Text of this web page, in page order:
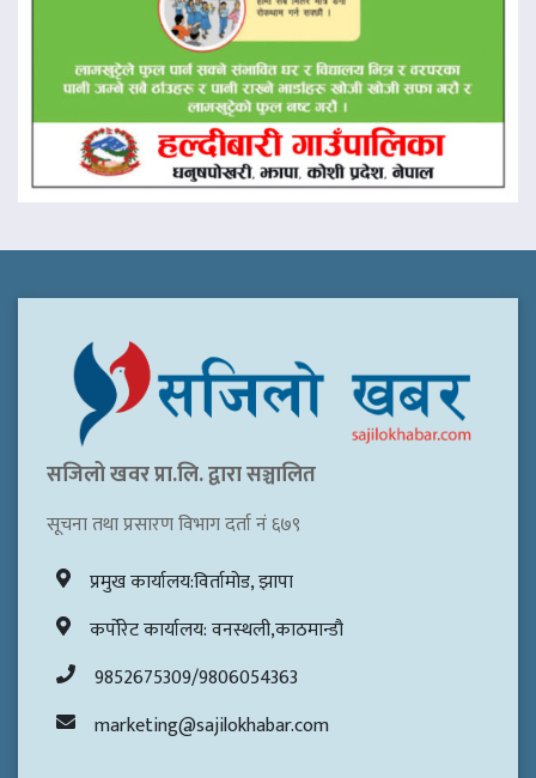
सजिलो खवर प्रा.लि. द्वारा सञ्चालित
सूचना तथा प्रसारण विभाग दर्ता नं ६७९
प्रमुख कार्यालय:विर्तामोड, झापा
कर्पोरेट कार्यालय: वनस्थली,काठमान्डौ
9852675309/9806054363
marketing@sajilokhabar.com